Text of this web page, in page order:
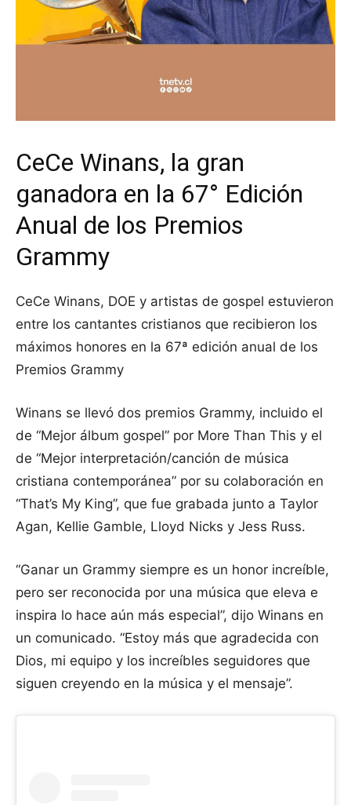
CeCe Winans, la gran
ganadora en la 67° Edición
Anual de los Premios
Grammy
CeCe Winans, DOE y artistas de gospel estuvieron
entre los cantantes cristianos que recibieron los
máximos honores en la 67ª edición anual de los
Premios Grammy
Winans se llevó dos premios Grammy, incluido el
de “Mejor álbum gospel” por More Than This y el
de “Mejor interpretación/canción de música
cristiana contemporánea” por su colaboración en
“That’s My King”, que fue grabada junto a Taylor
Agan, Kellie Gamble, Lloyd Nicks y Jess Russ.
“Ganar un Grammy siempre es un honor increíble,
pero ser reconocida por una música que eleva e
inspira lo hace aún más especial”, dijo Winans en
un comunicado. “Estoy más que agradecida con
Dios, mi equipo y los increíbles seguidores que
siguen creyendo en la música y el mensaje”.